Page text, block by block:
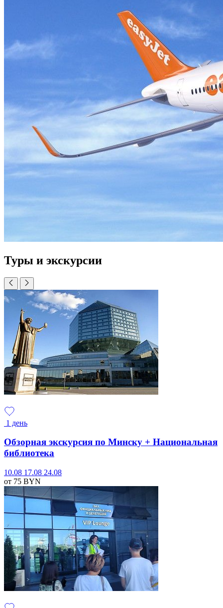
Туры и экскурсии
1 день
Обзорная экскурсия по Минску + Национальная
библиотека
10.08 17.08 24.08
от 75 BYN